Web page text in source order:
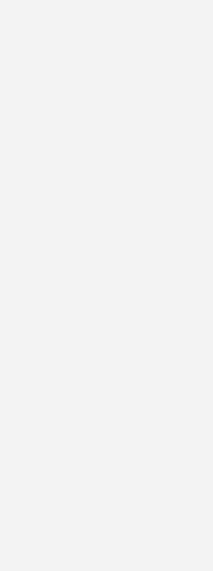
zur
Wochenende
die Branche nun ihre
Gipfeltreffen
Peter Altmaier
wahrnehmbare
Die Diskussion über die
Deutschland dürfe nicht
Statt mit Vokabeln wie
eine gesetzliche Regelung
Ausbaus erneuerbarer
vorherrschen.
durch die
„Es geht uns bei diesem
um die